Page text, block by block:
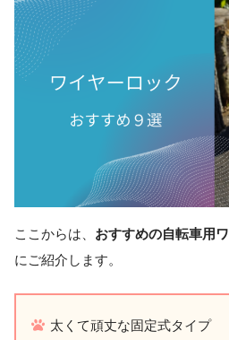
ここからは、 おすすめの自転車用
にご紹介します。
太くて頑丈な固定式タイプ